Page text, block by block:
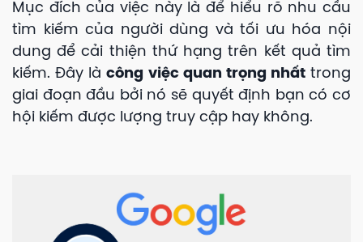
Mục đích của việc này là để hiểu rõ nhu cầu
tìm kiếm của người dùng và tối ưu hóa nội
dung để cải thiện thứ hạng trên kết quả tìm
kiếm. Đây làcông việc quan trọng nhấttrong
giai đoạn đầu bởi nó sẽ quyết định bạn có cơ
hội kiếm được lượng truy cập hay không.